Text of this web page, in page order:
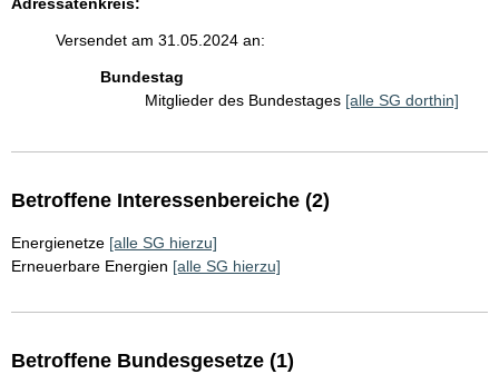
Versendet am 31.05.2024 an:
Bundestag
Mitglieder des Bundestages [alle SG dorthin]
Betroffene Interessenbereiche (2)
Energienetze [alle SG hierzu]
Erneuerbare Energien [alle SG hierzu]
Betroffene Bundesgesetze (1)